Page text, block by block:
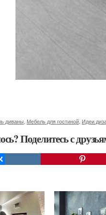
диваны Мебель для гостиной Идеи
Поделитесь с